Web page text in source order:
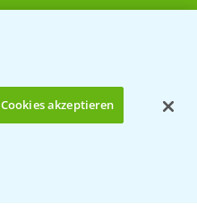
Cookies akzeptieren